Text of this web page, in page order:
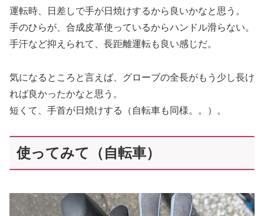
運転時、日差しで手が日焼けするから良いかなと思う。
手のひらが、合成皮革使っているからハンドル滑らない。
手汗など抑えられて、長距離運転も良い感じだ。
気になるところと言えば、グローブの全長がもう少し長け
れば良かったかなと思う。
短くて、手首が日焼けする（自転車も同様。。）。
使ってみて（自転車）